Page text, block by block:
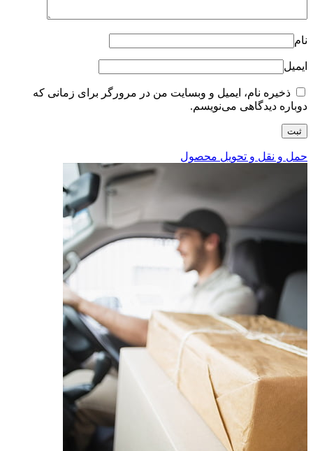
نام
ایمیل
ذخیره نام، ایمیل و وبسایت من در مرورگر برای زمانی که
دوباره دیدگاهی می‌نویسم.
حمل و نقل و تحویل محصول